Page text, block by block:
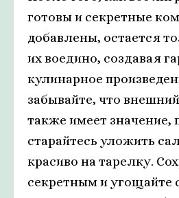
готовы и секретные
добавлены, остается
их воедино, создавая
кулинарное
забывайте, что
также имеет значение,
старайтесь уложить
красиво на тарелку.
секретным и угощайте